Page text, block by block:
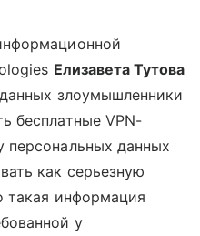
Елизавета Тутова
злоумышленники
бесплатные VPN-
персональных данных
как серьезную
такая информация
у